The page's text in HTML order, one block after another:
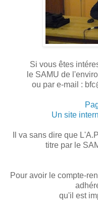
Si vous êtes
le SAMU de
ou par e-mail :
Un site
Il va sans dire que
titre par le
Pour avoir le compte-
qu'il est